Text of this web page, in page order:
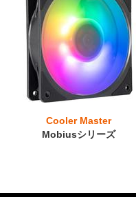
Cooler Master
Mobiusシリーズ